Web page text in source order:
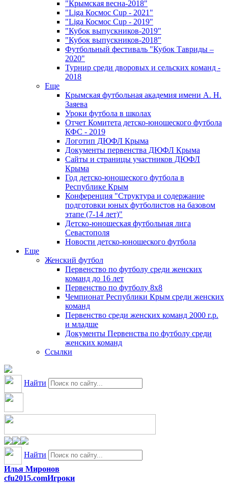
"Крымская весна-2018"
"Liga Космос Cup - 2021"
"Liga Космос Cup - 2019"
"Кубок выпускников-2019"
"Кубок выпускников-2018"
Футбольный фестиваль "Кубок Тавриды –
2020"
Турнир среди дворовых и сельских команд -
2018
Еще
Крымская футбольная академия имени А. Н.
Заяева
Уроки футбола в школах
Отчет Комитета детско-юношеского футбола
КФС - 2019
Логотип ДЮФЛ Крыма
Документы первенства ДЮФЛ Крыма
Сайты и страницы участников ДЮФЛ
Крыма
Год детско-юношеского футбола в
Республике Крым
Конференция "Структура и содержание
подготовки юных футболистов на базовом
этапе (7-14 лет)"
Детско-юношеская футбольная лига
Севастополя
Новости детско-юношеского футбола
Еще
Женский футбол
Первенство по футболу среди женских
команд до 16 лет
Первенство по футболу 8х8
Чемпионат Республики Крым среди женских
команд
Первенство среди женских команд 2000 г.р.
и младше
Документы Первенства по футболу среди
женских команд
Ссылки
Найти
Найти
Илья Миронов
cfu2015.comИгроки